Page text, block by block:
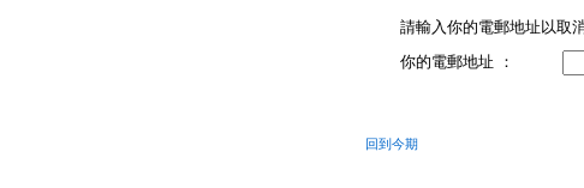
請輸入你的電郵地址以取
你的電郵地址 ：
回到今期